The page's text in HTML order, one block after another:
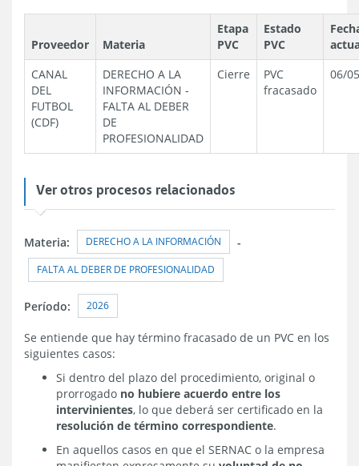
Proveedor Materia
Etapa
PVC
Estado
PVC
CANAL
DEL
FUTBOL
(CDF)
DERECHO A LA
INFORMACIÓN -
FALTA AL DEBER
DE
PROFESIONALIDAD
Cierre
PVC
fracasado
06/
Ver otros procesos relacionados
Materia: DERECHO A LA INFORMACIÓN -
FALTA AL DEBER DE PROFESIONALIDAD
Período: 2026
Se entiende que hay término fracasado de un PVC en los
siguientes casos:
Si dentro del plazo del procedimiento, original o
prorrogado no hubiere acuerdo entre los
intervinientes, lo que deberá ser certificado en la
resolución de término correspondiente.
En aquellos casos en que el SERNAC o la empresa